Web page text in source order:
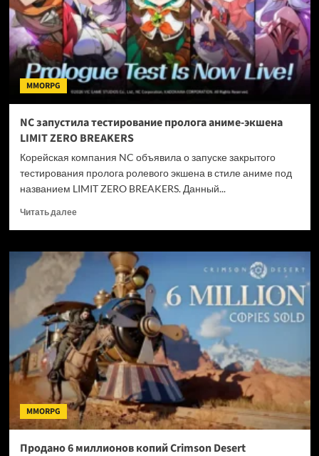
США
из-
за
тарифов
Трампа
MMORPG
NC запустила тестирование пролога аниме-экшена
LIMIT ZERO BREAKERS
Корейская компания NC объявила о запуске закрытого
тестирования пролога ролевого экшена в стиле аниме под
названием LIMIT ZERO BREAKERS. Данный...
Читать далееПрочитать
NC
запустила
тестирование
пролога
аниме-
экшена
LIMIT
ZERO
BREAKERS
MMORPG
Продано 6 миллионов копий Crimson Desert